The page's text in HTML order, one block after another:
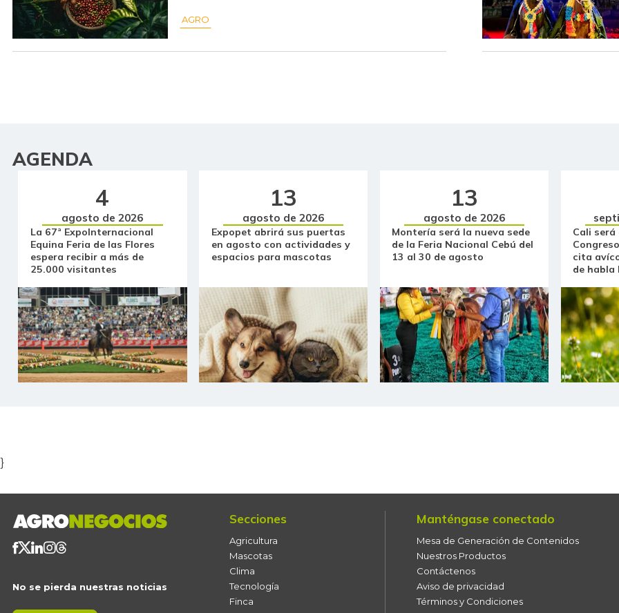
Atún en lata
Avena en hojuelas
Badea
Bagre rayado en postas
congelado
Bagre rayado entero
Bagre rayado entero fresco
Banano Bocadillo
Banano Urabá
Bocachico importado
Bocadillo veleño
Bola de brazo de res
Bola de pierna de res
AGRO
AGENDA
4
agosto de 2026
La 67ª ExpoInternacional
Equina Feria de las Flores
espera recibir a más de
25.000 visitantes
13
agosto de 2026
Expopet abrirá sus puertas
en agosto con actividades y
espacios para mascotas
13
agosto de 2026
Montería será la nueva sede
de la Feria Nacional Cebú del
13 al 30 de agosto
Cali será
cita
de habla
}
No se pierda nuestras noticias
Secciones
Agricultura
Mascotas
Clima
Tecnología
Finca
Manténgase conectado
Mesa de Generación de Contenidos
Nuestros Productos
Contáctenos
Aviso de privacidad
Términos y Condiciones